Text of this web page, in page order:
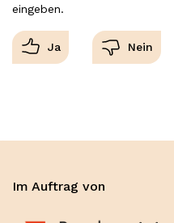
eingeben.
Im Auftrag von